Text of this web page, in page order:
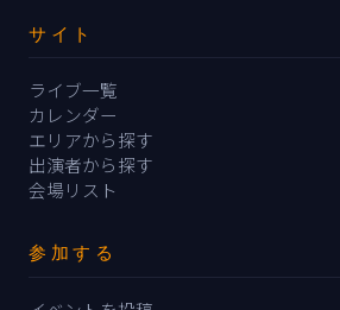
サイト
ライブ一覧
カレンダー
エリアから探す
出演者から探す
会場リスト
参加する